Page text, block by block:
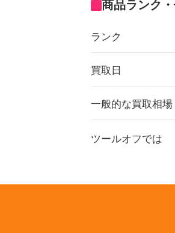
商品ランク
ランク
買取日
一般的な買取相場
ツールオフでは